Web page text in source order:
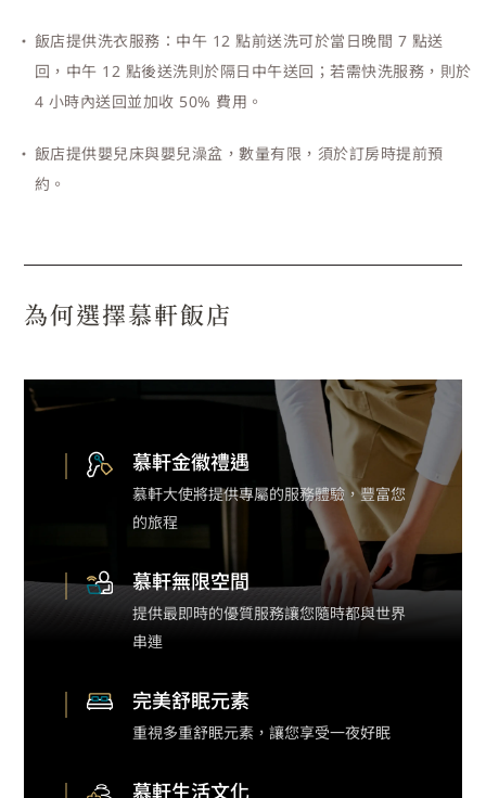
飯店提供洗衣服務：中午 12 點前送洗可於當日晚間 7 點送
回，中午 12 點後送洗則於隔日中午送回；若需快洗服務，則於
4 小時內送回並加收 50% 費用。
飯店提供嬰兒床與嬰兒澡盆，數量有限，須於訂房時提前預
約。
為何選擇慕軒飯店
慕軒金徽禮遇
慕軒大使將提供專屬的服務體驗，豐富您
的旅程
慕軒無限空間
提供最即時的優質服務讓您隨時都與世界
串連
完美舒眠元素
重視多重舒眠元素，讓您享受一夜好眠
慕軒生活文化